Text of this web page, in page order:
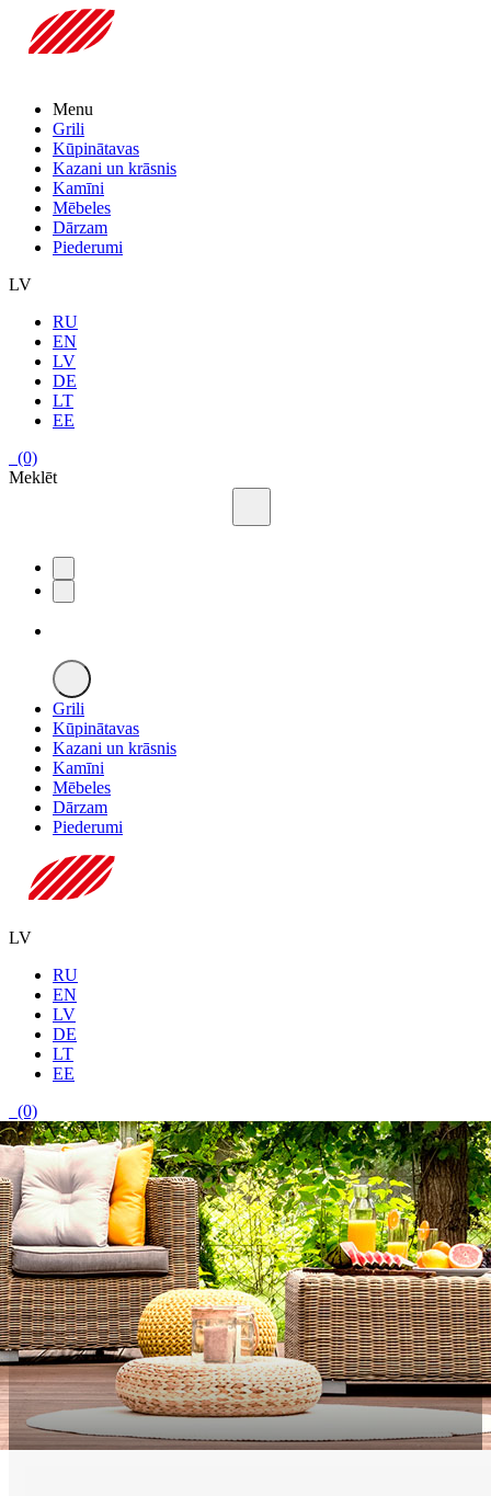
Menu
Grili
Kūpinātavas
Kazani un krāsnis
Kamīni
Mēbeles
Dārzam
Piederumi
LV
RU
EN
LV
DE
LT
EE
(0)
Meklēt
Grili
Kūpinātavas
Kazani un krāsnis
Kamīni
Mēbeles
Dārzam
Piederumi
LV
RU
EN
LV
DE
LT
EE
(0)